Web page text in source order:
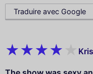
Traduire avec Google